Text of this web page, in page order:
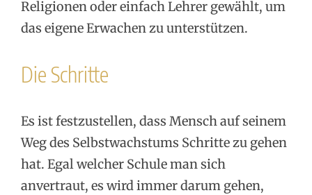
Religionen oder einfach Lehrer gewählt, um
das eigene Erwachen zu unterstützen.
Die Schritte
Es ist festzustellen, dass Mensch auf seinem
Weg des Selbstwachstums Schritte zu gehen
hat. Egal welcher Schule man sich
anvertraut, es wird immer darum gehen,